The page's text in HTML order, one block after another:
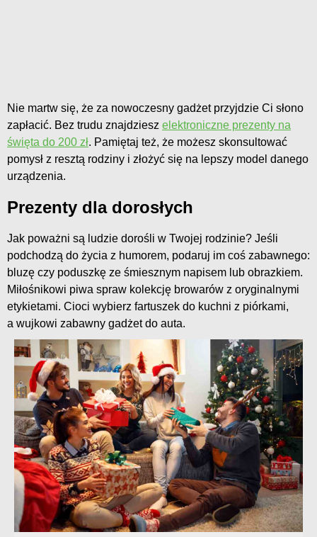
Nie martw się, że za nowoczesny gadżet przyjdzie Ci słono
zapłacić. Bez trudu znajdziesz elektroniczne prezenty na
święta do 200 zł. Pamiętaj też, że możesz skonsultować
pomysł z resztą rodziny i złożyć się na lepszy model danego
urządzenia.
Prezenty dla dorosłych
Jak poważni są ludzie dorośli w Twojej rodzinie? Jeśli
podchodzą do życia z humorem, podaruj im coś zabawnego:
bluzę czy poduszkę ze śmiesznym napisem lub obrazkiem.
Miłośnikowi piwa spraw kolekcję browarów z oryginalnymi
etykietami. Cioci wybierz fartuszek do kuchni z piórkami,
a wujkowi zabawny gadżet do auta.